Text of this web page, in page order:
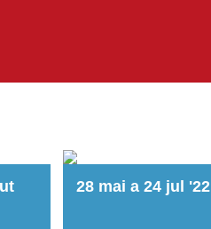
28 mai a 24 jul '22